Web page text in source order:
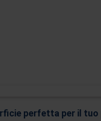
perfetta per il tuo